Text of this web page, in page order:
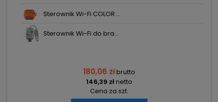
Sterownik Wi-Fi COLOR ...
Sterownik Wi-Fi do bra...
180,06 złbrutto
146,39 złnetto
Cena za szt.